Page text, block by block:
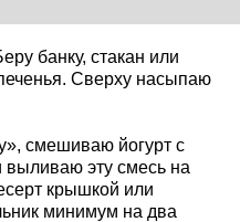
банку, стакан или
Сверху насыпаю
смешиваю йогурт с
эту смесь на
крышкой или
минимум на два